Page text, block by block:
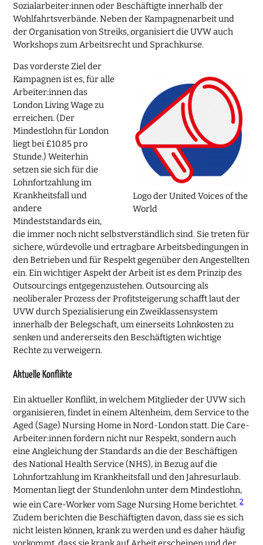
Sozialarbeiter:innen oder Beschäftigte innerhalb der
Wohlfahrtsverbände. Neben der Kampagnenarbeit und
der Organisation von Streiks, organisiert die UVW auch
Workshops zum Arbeitsrecht und Sprachkurse.
Logo der United Voices of the
World
Das vorderste Ziel der
Kampagnen ist es, für alle
Arbeiter:innen das
London Living Wage zu
erreichen. (Der
Mindestlohn für London
liegt bei £10.85 pro
Stunde.) Weiterhin
setzen sie sich für die
Lohnfortzahlung im
Krankheitsfall und
andere
Mindeststandards ein,
die immer noch nicht selbstverständlich sind. Sie treten für
sichere, würdevolle und ertragbare Arbeitsbedingungen in
den Betrieben und für Respekt gegenüber den Angestellten
ein. Ein wichtiger Aspekt der Arbeit ist es dem Prinzip des
Outsourcings entgegenzustehen. Outsourcing als
neoliberaler Prozess der Profitsteigerung schafft laut der
UVW durch Spezialisierung ein Zweiklassensystem
innerhalb der Belegschaft, um einerseits Lohnkosten zu
senken und andererseits den Beschäftigten wichtige
Rechte zu verweigern.
Aktuelle Konflikte
Ein aktueller Konflikt, in welchem Mitglieder der UVW sich
organisieren, findet in einem Altenheim, dem Service to the
Aged (Sage) Nursing Home in Nord-London statt. Die Care-
Arbeiter:innen fordern nicht nur Respekt, sondern auch
eine Angleichung der Standards an die der Beschäftigen
des National Health Service (NHS), in Bezug auf die
Lohnfortzahlung im Krankheitsfall und den Jahresurlaub.
Momentan liegt der Stundenlohn unter dem Mindestlohn,
wie ein Care-Worker vom Sage Nursing Home berichtet.2
Zudem berichten die Beschäftigten davon, dass sie es sich
nicht leisten können, krank zu werden und es daher häufig